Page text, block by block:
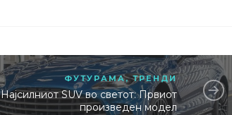
ФУТУРАМА,ТРЕНДИ
Најсилниот SUV во светот: Првиот
произведен модел